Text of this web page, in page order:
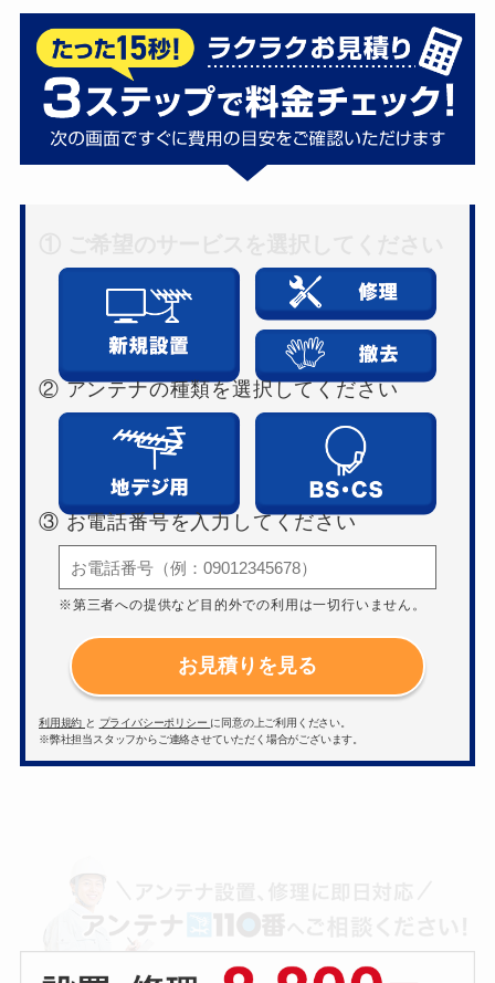
② アンテナの種類を選択してください
③ お電話番号を入力してください
※第三者への提供など目的外での利用は一切行いません。
お見積りを見る
利用規約 と プライバシーポリシー に同意の上ご利用ください。
※弊社担当スタッフからご連絡させていただく場合がございます。